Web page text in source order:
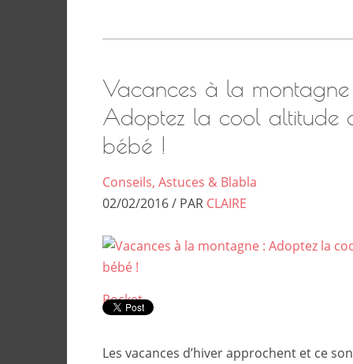
Vacances à la
Adoptez la cool altitude
bébé !
Conseils, Astuces & Blabla
02/02/2016 / PAR CLAIRE
Pocket
Les vacances d’hiver approchent et ce